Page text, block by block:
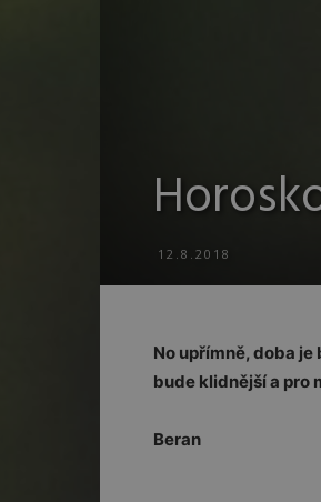
12.8.2018
No upřímně, doba
bude klidnější a pro
Beran